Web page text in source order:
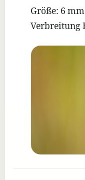
Größe: 6 mm
Verbreitung